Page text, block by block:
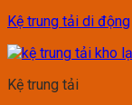
Kệ trung tải di động
Kệ trung tải